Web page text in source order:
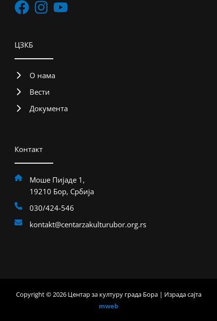
ЦЗКБ
О нама
Вести
Документа
Контакт
Моше Пијаде 1,
19210 Бор, Србија
030/424-546
kontakt@centarzakulturubor.org.rs
Copyright © 2026 Центар за културу града Бора | Израда сајта
mweb